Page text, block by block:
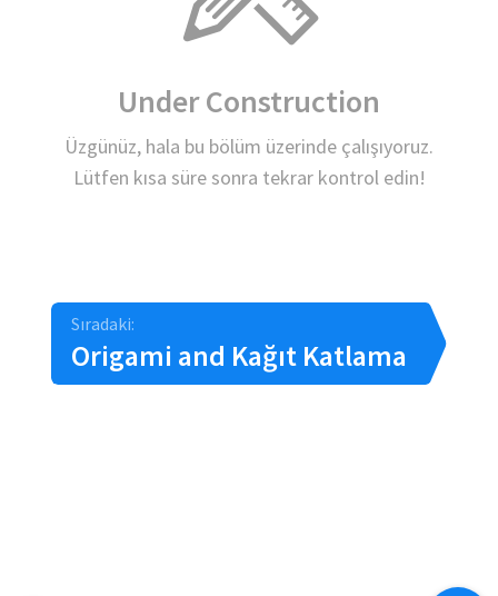
Under Construction
Üzgünüz, hala bu bölüm üzerinde çalışıyoruz.
Lütfen kısa süre sonra tekrar kontrol edin!
Sıradaki:
Origami and Kağıt Katlama